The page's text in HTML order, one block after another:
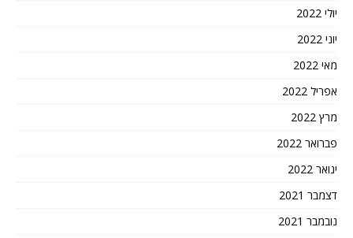
יולי 2022
יוני 2022
מאי 2022
אפריל 2022
מרץ 2022
פברואר 2022
ינואר 2022
דצמבר 2021
נובמבר 2021